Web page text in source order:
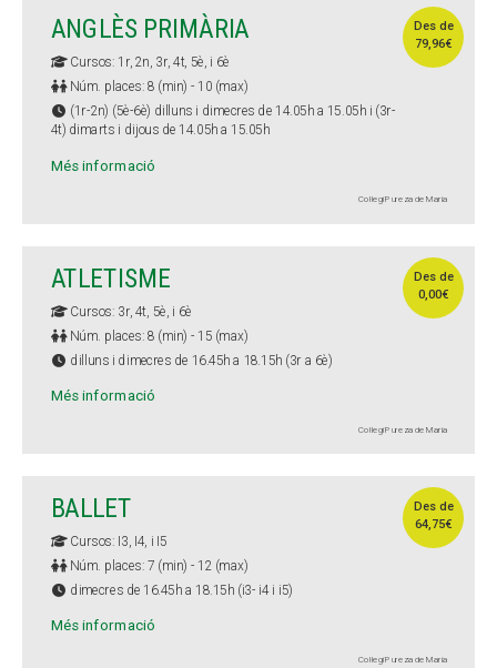
Des de
79,96€
ANGLÈS PRIMÀRIA
Cursos: 1r, 2n, 3r, 4t, 5è, i 6è
Núm. places: 8 (min) - 10 (max)
(1r-2n) (5è-6è) dilluns i dimecres de 14.05h a 15.05h i (3r-
4t) dimarts i dijous de 14.05h a 15.05h
Més informació
Col·legi Pureza de María
Des de
0,00€
ATLETISME
Cursos: 3r, 4t, 5è, i 6è
Núm. places: 8 (min) - 15 (max)
dilluns i dimecres de 16.45h a 18.15h (3r a 6è)
Més informació
Col·legi Pureza de María
Des de
64,75€
BALLET
Cursos: I3, I4, i I5
Núm. places: 7 (min) - 12 (max)
dimecres de 16.45h a 18.15h (i3- i4 i i5)
Més informació
Col·legi Pureza de María